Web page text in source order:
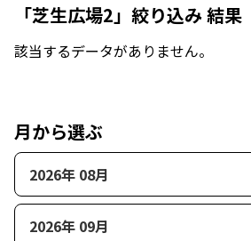
「芝生広場2」絞り込み 結果
該当するデータがありません。
月から選ぶ
2026年 08月
2026年 09月